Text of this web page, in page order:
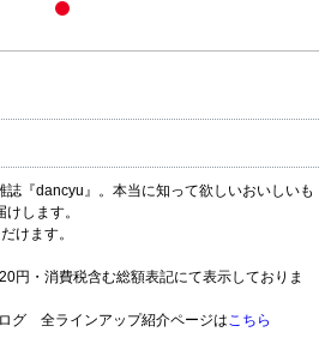
『dancyu』。本当に知って欲しいおいしいも
します。
けます。
円・消費税含む総額表記にて表示しておりま
グ 全ラインアップ紹介ページはこちら